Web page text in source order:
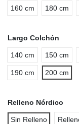
160 cm 180 cm
Largo Colchón
140 cm 150 cm
190 cm 200 cm
Relleno Nórdico
Sin Relleno